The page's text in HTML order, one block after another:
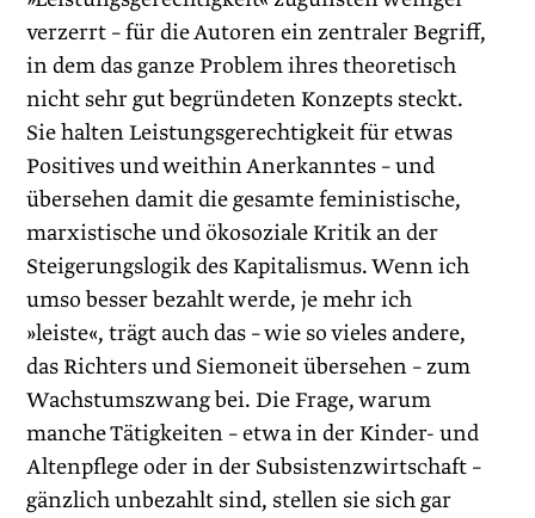
verzerrt – für die Autoren ein zentraler Begriff,
in dem das ganze Problem ihres theoretisch
nicht sehr gut begründeten Konzepts steckt.
Sie halten Leistungsgerechtigkeit für etwas
Positives und weithin Anerkanntes – und
übersehen damit die gesamte feministische,
marxistische und ökosoziale Kritik an der
Steigerungslogik des Kapitalismus. Wenn ich
umso besser bezahlt werde, je mehr ich
»leiste«, trägt auch das – wie so vieles andere,
das Richters und Siemoneit übersehen – zum
Wachstumszwang bei. Die Frage, warum
manche Tätigkeiten – etwa in der Kinder- und
Altenpflege oder in der Subsistenzwirtschaft –
gänzlich unbezahlt sind, stellen sie sich gar